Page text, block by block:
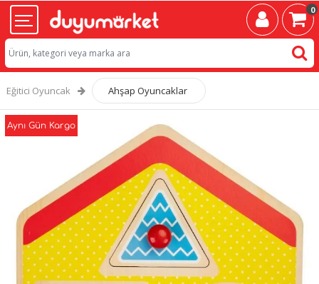
0
Eğitici Oyuncak Ahşap Oyuncaklar
Aynı Gün Kargo